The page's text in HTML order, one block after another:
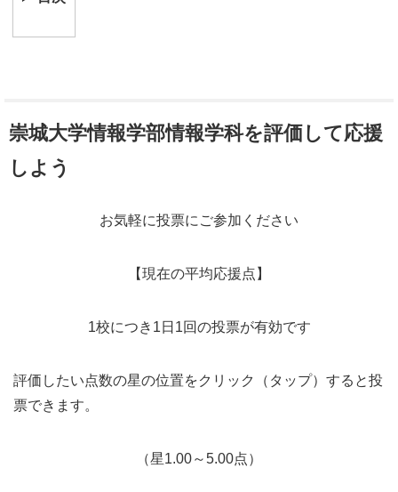
崇城大学情報学部情報学科を評価して応援
しよう
お気軽に投票にご参加ください
【現在の平均応援点】
1校につき1日1回の投票が有効です
評価したい点数の星の位置をクリック（タップ）すると投
票できます。
（星1.00～5.00点）